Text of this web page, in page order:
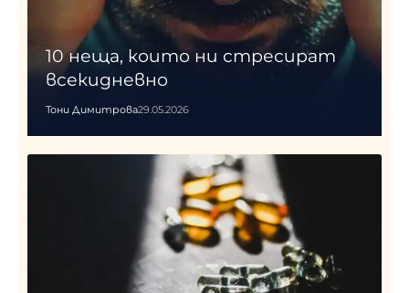
10 неща, които ни стресират
всекидневно
Тони Димитрова29.05.2026